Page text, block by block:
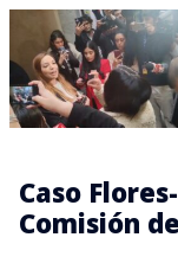
Caso
Comisión